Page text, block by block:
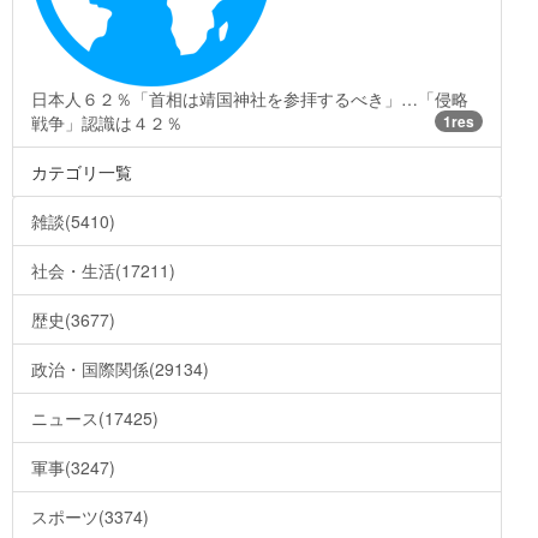
日本人６２％「首相は靖国神社を参拝するべき」…「侵略
戦争」認識は４２％
1res
カテゴリ一覧
雑談(5410)
社会・生活(17211)
歴史(3677)
政治・国際関係(29134)
ニュース(17425)
軍事(3247)
スポーツ(3374)